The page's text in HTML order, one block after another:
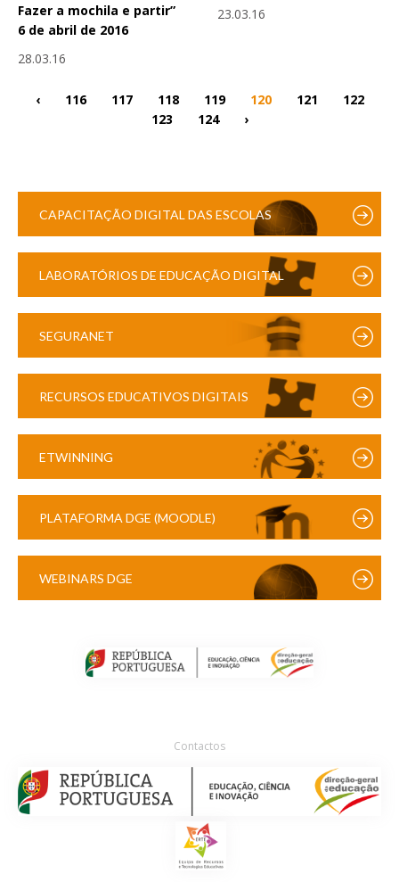
Fazer a mochila e partir”
6 de abril de 2016
28.03.16
23.03.16
‹ 116 117 118 119 120 121
122
123
124 ›
CAPACITAÇÃO DIGITAL DAS ESCOLAS
LABORATÓRIOS DE EDUCAÇÃO DIGITAL
SEGURANET
RECURSOS EDUCATIVOS DIGITAIS
ETWINNING
PLATAFORMA DGE (MOODLE)
WEBINARS DGE
Contactos